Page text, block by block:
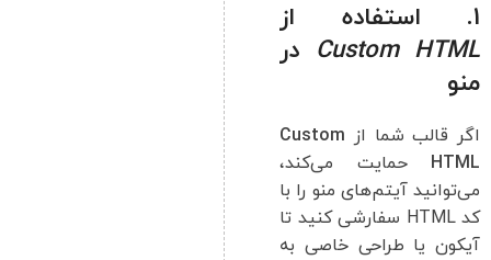
1. استفاده از
Custom HTML در
منو
اگر قالب شما از Custom
HTML حمایت می‌کند،
می‌توانید آیتم‌های منو را با
کد HTML سفارشی کنید تا
آیکون یا طراحی خاصی به